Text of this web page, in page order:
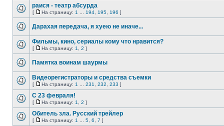
раися - театр абсурда
[ На страницу: 1 194 195 196 ]
Дарахая передача, я хуею не иначе...
Фильмы, кино, сериалы кому что нравится?
[ На страницу: 1 2 ]
Памятка воинам шаурмы
Видеорегистраторы и средства съемки
[ На страницу: 1 231 232 233 ]
С 23 февраля!
[ На страницу: 1 2 ]
Обитель зла. Русский трейлер
[ На страницу: 1 5 6 7 ]